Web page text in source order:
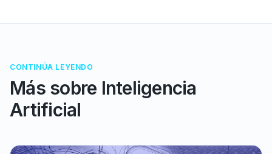
CONTINÚA LEYENDO
Más sobre Inteligencia
Artificial